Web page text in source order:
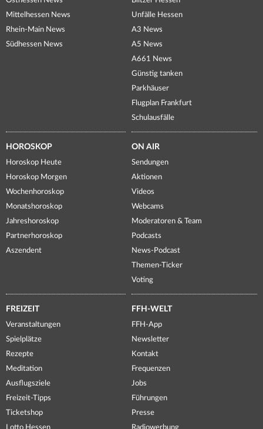
Mittelhessen News
Rhein-Main News
Südhessen News
Unfälle Hessen
A3 News
A5 News
A661 News
Günstig tanken
Parkhäuser
Flugplan Frankfurt
Schulausfälle
HOROSKOP
Horoskop Heute
Horoskop Morgen
Wochenhoroskop
Monatshoroskop
Jahreshoroskop
Partnerhoroskop
Aszendent
ON AIR
Sendungen
Aktionen
Videos
Webcams
Moderatoren & Team
Podcasts
News-Podcast
Themen-Ticker
Voting
FREIZEIT
Veranstaltungen
Spielplätze
Rezepte
Meditation
Ausflugsziele
Freizeit-Tipps
Ticketshop
Lotto Hessen
FFH-WELT
FFH-App
Newsletter
Kontakt
Frequenzen
Jobs
Führungen
Presse
Radiowerbung